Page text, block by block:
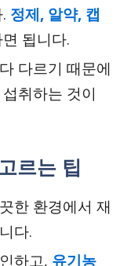
정제, 알약, 캡
됩니다.
다르기 때문에
취하는 것이
르는 팁
한 환경에서 재
다.
하고, 유기농